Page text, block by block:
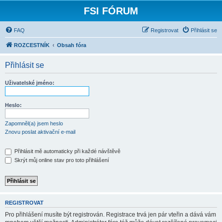
FSI FÓRUM
FAQ Přihlásit se
Registrovat
ROZCESTNÍK Obsah fóra
Přihlásit se
Uživatelské jméno:
Heslo:
Zapomněl(a) jsem heslo
Znovu poslat aktivační e-mail
Přihlásit mě automaticky při každé návštěvě
Skrýt můj online stav pro toto přihlášení
REGISTROVAT
Pro přihlášení musíte být registrován. Registrace trvá jen pár vteřin a dává vám